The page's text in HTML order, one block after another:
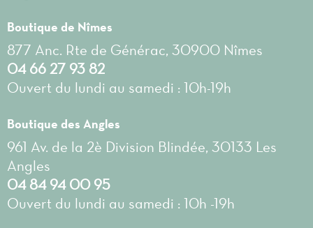
Boutique de Nîmes
877 Anc. Rte de Générac, 30900 Nîmes
04 66 27 93 82
Ouvert du lundi au samedi : 10h-19h
Boutique des Angles
961 Av. de la 2è Division Blindée, 30133 Les
Angles
04 84 94 00 95
Ouvert du lundi au samedi : 10h -19h